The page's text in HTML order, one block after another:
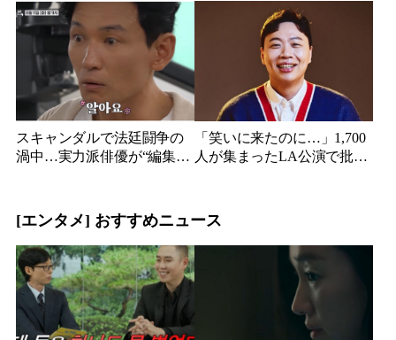
った…同日投稿で明らかに
なった2人の関係
人気俳優、ベトナム女性歌
手との親密動画が公開
スキャンダルで法廷闘争の
渦中…実力派俳優が“編集な
「笑いに来たのに…」1,700
人が集まったLA公演で批判
[エンタメ] おすすめニュース